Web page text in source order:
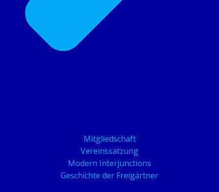
Mitgliedschaft
Vereinssatzung
Modern Interjunctions
Geschichte der Freigärtner